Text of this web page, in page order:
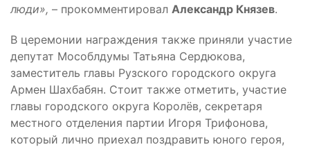
люди», – прокомментировал Александр Князев.
В церемонии награждения также приняли участие
депутат Мособлдумы Татьяна Сердюкова,
заместитель главы Рузского городского округа
Армен Шахбабян. Стоит также отметить, участие
главы городского округа Королёв, секретаря
местного отделения партии Игоря Трифонова,
который лично приехал поздравить юного героя,